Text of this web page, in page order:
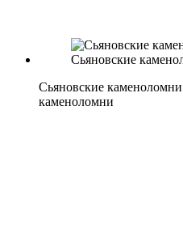
Сьяновские
каменоломни